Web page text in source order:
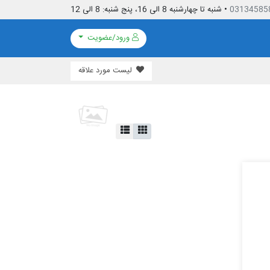
• شنبه تا چهارشنبه 8 الی 16، پنج شنبه: 8 الی 12
ورود/عضویت
لیست مورد علاقه